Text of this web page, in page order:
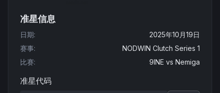
准星信息
日期:
2025年10月19日
赛事:
NODWIN Clutch Series 1
比赛: 9INE vs Nemiga
准星代码